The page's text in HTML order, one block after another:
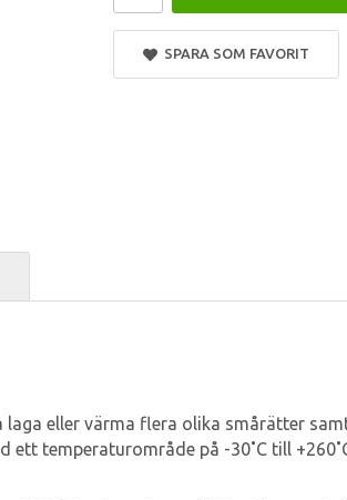
SPARA SOM FAVORIT
eller värma flera olika smårätter
temperaturområde på -30˚C till